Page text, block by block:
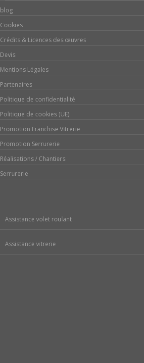
blog
Cookies
Crédits & Licences des œuvres
Devis
Mentions Légales
Partenaires
Politique de confidentialité
Politique de cookies (UE)
Promotion Franchise Vitrerie
Promotion Serrurerie
Réalisations / Chantiers
Serrurerie
Assistance volet roulant
Assistance vitrerie